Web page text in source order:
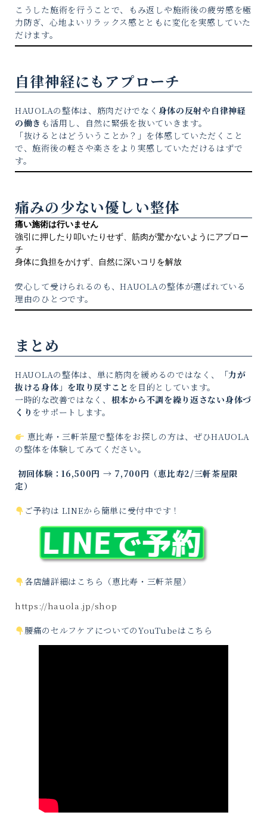
こうした施術を行うことで、もみ返しや施術後の疲労感を極
力防ぎ、心地よいリラックス感とともに変化を実感していた
だけます。
自律神経にもアプローチ
HAUOLAの整体は、筋肉だけでなく 身体の反射や自律神経
の働き も活用し、自然に緊張を抜いていきます。
「抜けるとはどういうことか？」を体感していただくこと
で、施術後の軽さや楽さをより実感していただけるはずで
す。
痛みの少ない優しい整体
痛い施術は行いません
強引に押したり叩いたりせず、筋肉が驚かないようにアプロー
チ
身体に負担をかけず、自然に深いコリを解放
安心して受けられるのも、HAUOLAの整体が選ばれている
理由のひとつです。
まとめ
HAUOLAの整体は、単に筋肉を緩めるのではなく、
「力が
抜ける身体」を取り戻すこと を目的としています。
一時的な改善ではなく、 根本から不調を繰り返さない身体づ
くり をサポートします。
恵比寿・三軒茶屋で整体をお探しの方は、ぜひHAUOLA
の整体を体験してみてください。
初回体験：16,500円 → 7,700円（恵比寿2/三軒茶屋限
定）
ご予約は LINEから簡単に受付中です！
各店舗詳細はこちら（恵比寿・三軒茶屋）
https://hauola.jp/shop
腰痛のセルフケアについてのYouTubeはこちら